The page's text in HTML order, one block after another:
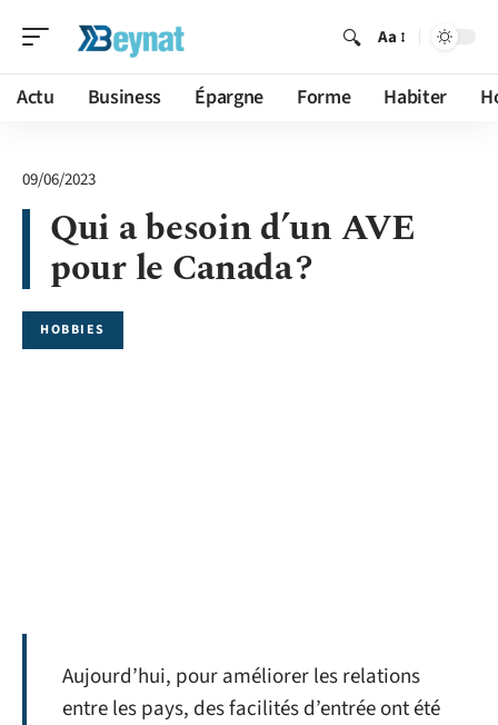
Aa
Actu Business Épargne Forme Habiter
09/06/2023
Qui a besoin d’un AVE
pour le Canada ?
HOBBIES
Aujourd’hui, pour améliorer les relations
entre les pays, des facilités d’entrée ont été